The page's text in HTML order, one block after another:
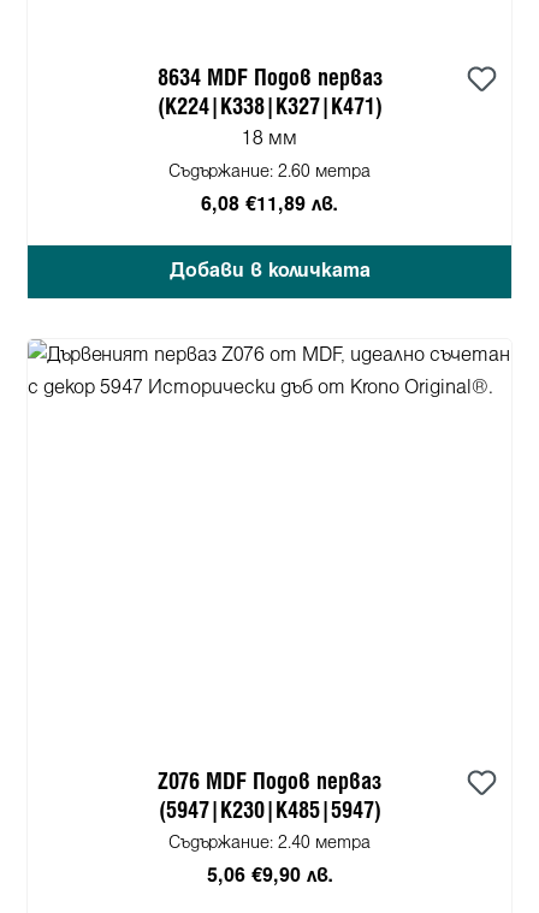
8634 MDF Подов перваз
(K224|K338|K327|K471)
18 мм
Съдържание: 2.60 метра
6,08 €11,89 лв.
Добави в количката
Z076 MDF Подов перваз
(5947|K230|K485|5947)
Съдържание: 2.40 метра
5,06 €9,90 лв.